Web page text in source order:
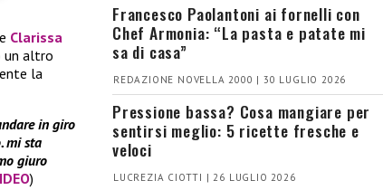
e Clarissa
un altro
la
in giro
mi sta
giuro
)
Francesco Paolantoni ai fornelli con
Chef Armonia: “La pasta e patate mi
sa di casa”
REDAZIONE NOVELLA 2000 | 30 LUGLIO 2026
Pressione bassa? Cosa mangiare per
sentirsi meglio: 5 ricette fresche e
veloci
LUCREZIA CIOTTI | 26 LUGLIO 2026